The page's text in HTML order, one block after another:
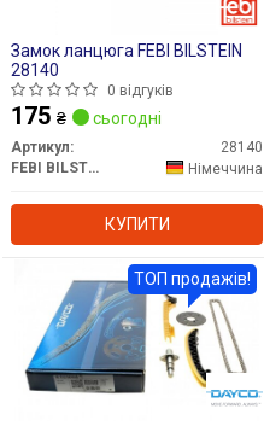
Замок ланцюга FEBI BILSTEIN
28140
0 відгуків
175 ₴ сьогодні
Артикул:
28140
FEBI BILSTEIN
Німеччина
КУПИТИ
ТОП продажів!